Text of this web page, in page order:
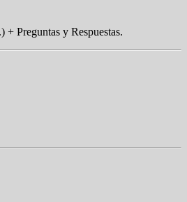
Preguntas y Respuestas.